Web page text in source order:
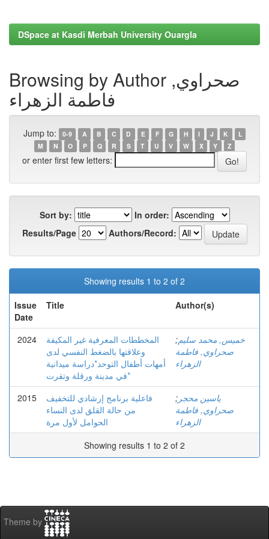
DSpace at Kasdi Merbah University Ouargla
Browsing by Author صحراوي,
فاطمة الزهراء
Jump to: 0-9 A B C D E F G H I J K
L
M
N O P Q R S T U V W X Y Z
or enter first few letters:
Sort by:
In order:
Results/Page
Authors/Record:
Showing results 1 to 2 of 2
Issue
Date
Title Author(s)
2024
المخططات المعرفية غير المكيفة
وعلاقتها بالضغط النفسي لدى
أمهات أطفال التوحد*دراسة ميدانية
في مدينة ورقلة وتقرت*
خميس, محمد سليم;
صحراوي, فاطمة
الزهراء
2015
فاعلية برنامج إرشادي للتخفيف
من حالة القلق لدى النساء
الحوامل لأول مرة
ياسين محجر ;
صحراوي, فاطمة
الزهراء
Showing results 1 to 2 of 2
Theme by